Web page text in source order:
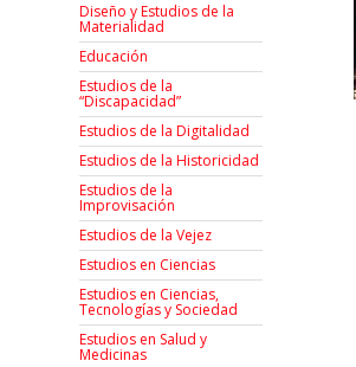
Diseño y Estudios de la
Materialidad
Educación
Estudios de la
“Discapacidad”
Estudios de la Digitalidad
Estudios de la Historicidad
Estudios de la
Improvisación
Estudios de la Vejez
Estudios en Ciencias
Estudios en Ciencias,
Tecnologías y Sociedad
Estudios en Salud y
Medicinas